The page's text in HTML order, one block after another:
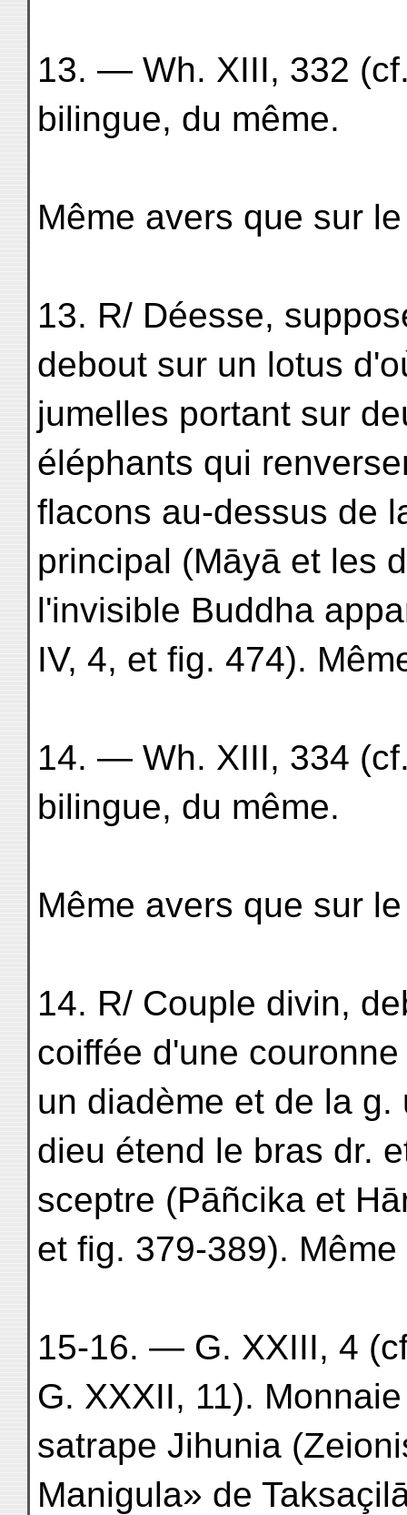
13. — Wh. XIII, 332
bilingue, du même.
Même avers que sur le
13. R/ Déesse,
debout sur un lotus
jumelles portant sur
éléphants qui
flacons au-dessus de
principal (Māyā et les
l'invisible Buddha
IV, 4, et fig. 474).
14. — Wh. XIII, 334
bilingue, du même.
Même avers que sur le
14. R/ Couple divin,
coiffée d'une
un diadème et de la
dieu étend le bras dr.
sceptre (Pāñcika et
et fig. 379-389).
15-16. — G. XXIII, 4
G. XXXII, 11).
satrape Jihunia
Manigula» de